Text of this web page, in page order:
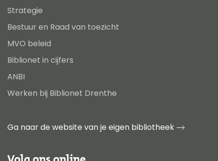
Strategie
Bestuur en Raad van toezicht
MVO beleid
Biblionet in cijfers
ANBI
Werken bij Biblionet Drenthe
Ga naar de website van je eigen bibliotheek